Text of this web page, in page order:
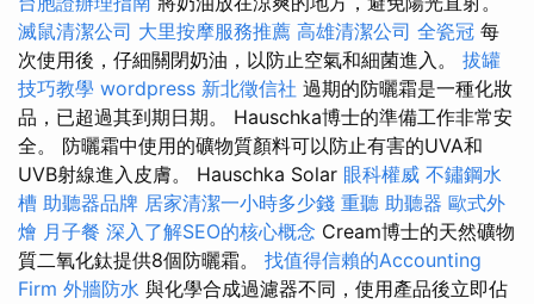
滅鼠清潔公司 大里按摩服務推薦 高雄清潔公司 全瓷冠 每
次使用後，仔細關閉奶油，以防止空氣和細菌進入。 拔罐
技巧教學 wordpress 新北徵信社 過期的防曬霜是一種化妝
品，已超過其到期日期。 Hauschka博士的準備工作非常安
全。 防曬霜中使用的礦物質顏料可以防止有害的UVA和
UVB射線進入皮膚。 Hauschka Solar 眼科權威 不鏽鋼水
槽 助聽器品牌 居家清潔一小時多少錢 重聽 助聽器 歐式外
燴 月子餐 深入了解SEO的核心概念 Cream博士的天然礦物
質二氧化鈦提供8個防曬霜。 找值得信賴的Accounting
Firm 外牆防水 與化學合成過濾器不同，使用產品後立即佔